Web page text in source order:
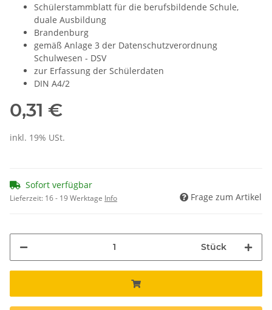
Schülerstammblatt für die berufsbildende Schule,
duale Ausbildung
Brandenburg
gemäß Anlage 3 der Datenschutzverordnung
Schulwesen - DSV
zur Erfassung der Schülerdaten
DIN A4/2
0,31 €
inkl. 19% USt.
Sofort verfügbar
Lieferzeit: 16 - 19 Werktage Info Frage zum Artikel
Stück